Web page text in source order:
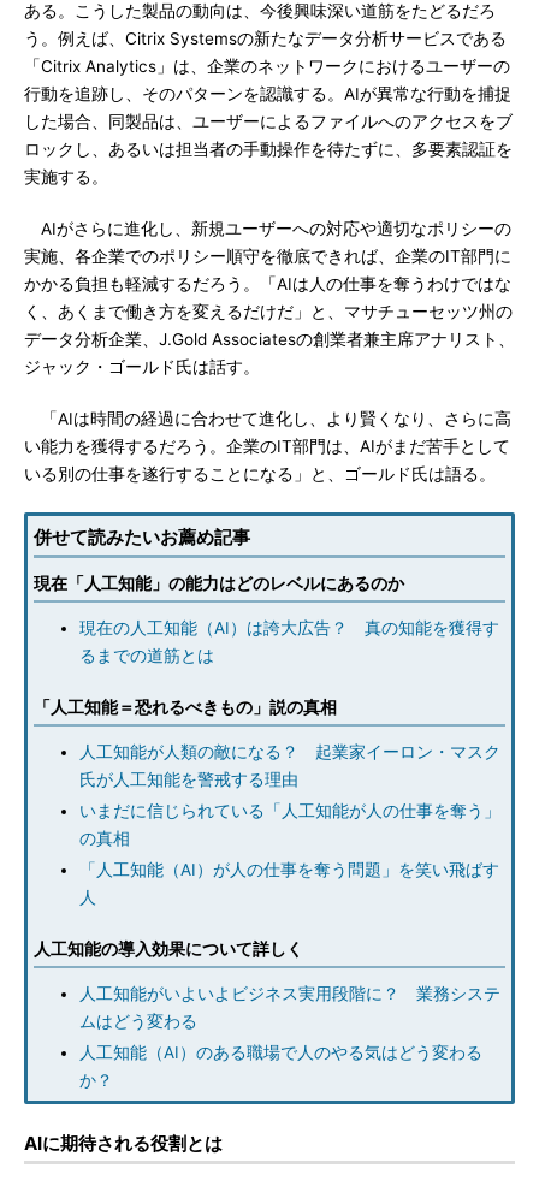
ある。こうした製品の動向は、今後興味深い道筋をたどるだろ
う。例えば、Citrix Systemsの新たなデータ分析サービスである
「Citrix Analytics」は、企業のネットワークにおけるユーザーの
行動を追跡し、そのパターンを認識する。AIが異常な行動を捕捉
した場合、同製品は、ユーザーによるファイルへのアクセスをブ
ロックし、あるいは担当者の手動操作を待たずに、多要素認証を
実施する。
AIがさらに進化し、新規ユーザーへの対応や適切なポリシーの
実施、各企業でのポリシー順守を徹底できれば、企業のIT部門に
かかる負担も軽減するだろう。「AIは人の仕事を奪うわけではな
く、あくまで働き方を変えるだけだ」と、マサチューセッツ州の
データ分析企業、J.Gold Associatesの創業者兼主席アナリスト、
ジャック・ゴールド氏は話す。
「AIは時間の経過に合わせて進化し、より賢くなり、さらに高
い能力を獲得するだろう。企業のIT部門は、AIがまだ苦手として
いる別の仕事を遂行することになる」と、ゴールド氏は語る。
併せて読みたいお薦め記事
現在「人工知能」の能力はどのレベルにあるのか
現在の人工知能（AI）は誇大広告？ 真の知能を獲得す
るまでの道筋とは
「人工知能＝恐れるべきもの」説の真相
人工知能が人類の敵になる？ 起業家イーロン・マスク
氏が人工知能を警戒する理由
いまだに信じられている「人工知能が人の仕事を奪う」
の真相
「人工知能（AI）が人の仕事を奪う問題」を笑い飛ばす
人
人工知能の導入効果について詳しく
人工知能がいよいよビジネス実用段階に？ 業務システ
ムはどう変わる
人工知能（AI）のある職場で人のやる気はどう変わる
か？
AIに期待される役割とは